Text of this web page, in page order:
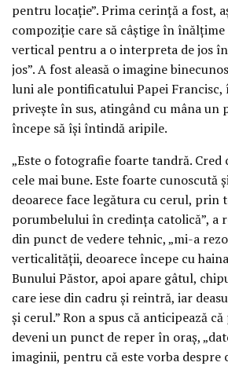
pentru locație”. Prima cerință a fost,
compoziție care să câștige în înălțime
vertical pentru a o interpreta de jos în
jos”. A fost aleasă o imagine
luni ale pontificatului Papei Francisc,
privește în sus, atingând cu mâna un
începe să își întindă aripile.
„Este o fotografie foarte tandră. Cred
cele mai bune. Este foarte cunoscută
deoarece face legătura cu cerul, prin
porumbelului în credința catolică”, a
din punct de vedere tehnic, „mi-a
verticalității, deoarece începe cu
Bunului Păstor, apoi apare gâtul,
care iese din cadru și reintră, iar
și cerul.” Ron a spus că anticipează
deveni un punct de reper în oraș,
imaginii, pentru că este vorba despre